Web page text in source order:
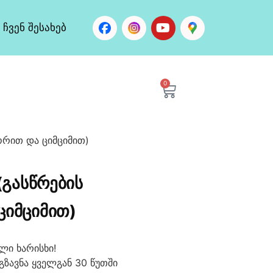
ჩვენ შესახებ
0
და ციმციმით)
ხარისხი!
ყველგან 30 წუთში